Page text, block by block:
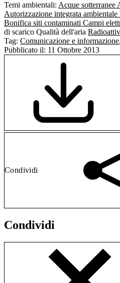
Temi ambientali: Acque sotterranee
Autorizzazione integrata ambientale
Bonifica siti contaminati Campi
di scarico Qualità dell'aria
Tag: Comunicazione e informazione,
Pubblicato il: 11 Ottobre 2013
Condividi
Condividi